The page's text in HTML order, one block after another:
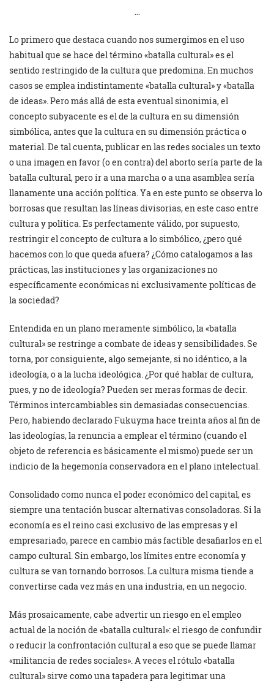
…
Lo primero que destaca cuando nos sumergimos en el uso
habitual que se hace del término «batalla cultural» es el
sentido restringido de la cultura que predomina. En muchos
casos se emplea indistintamente «batalla cultural» y «batalla
de ideas». Pero más allá de esta eventual sinonimia, el
concepto subyacente es el de la cultura en su dimensión
simbólica, antes que la cultura en su dimensión práctica o
material. De tal cuenta, publicar en las redes sociales un texto
o una imagen en favor (o en contra) del aborto sería parte de la
batalla cultural, pero ir a una marcha o a una asamblea sería
llanamente una acción política. Ya en este punto se observa lo
borrosas que resultan las líneas divisorias, en este caso entre
cultura y política. Es perfectamente válido, por supuesto,
restringir el concepto de cultura a lo simbólico, ¿pero qué
hacemos con lo que queda afuera? ¿Cómo catalogamos a las
prácticas, las instituciones y las organizaciones no
específicamente económicas ni exclusivamente políticas de
la sociedad?
Entendida en un plano meramente simbólico, la «batalla
cultural» se restringe a combate de ideas y sensibilidades. Se
torna, por consiguiente, algo semejante, si no idéntico, a la
ideología, o a la lucha ideológica. ¿Por qué hablar de cultura,
pues, y no de ideología? Pueden ser meras formas de decir.
Términos intercambiables sin demasiadas consecuencias.
Pero, habiendo declarado Fukuyma hace treinta años al fin de
las ideologías, la renuncia a emplear el término (cuando el
objeto de referencia es básicamente el mismo) puede ser un
indicio de la hegemonía conservadora en el plano intelectual.
Consolidado como nunca el poder económico del capital, es
siempre una tentación buscar alternativas consoladoras. Si la
economía es el reino casi exclusivo de las empresas y el
empresariado, parece en cambio más factible desafiarlos en el
campo cultural. Sin embargo, los límites entre economía y
cultura se van tornando borrosos. La cultura misma tiende a
convertirse cada vez más en una industria, en un negocio.
Más prosaicamente, cabe advertir un riesgo en el empleo
actual de la noción de «batalla cultural»: el riesgo de confundir
o reducir la confrontación cultural a eso que se puede llamar
«militancia de redes sociales». A veces el rótulo «batalla
cultural» sirve como una tapadera para legitimar una